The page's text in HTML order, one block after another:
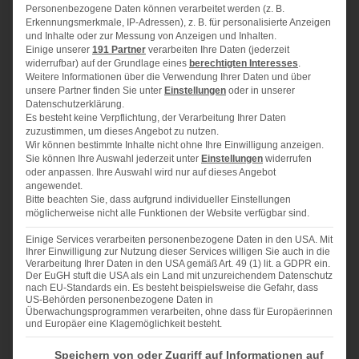
ZUTATEN
SCALE 1x 2x 3x
Für 4 Portionen im Airfryer-Korb odergerne in Airfryer-
Formen:
Äpfel (ca. 700 – 750 g)
EL Zitronensaft
50 ggehackte Walnüsse
TL Zimtpulver gemischt mit einem EL braunen Zucker
100 gButter
100 gMehl
50 gzarte Haferflocken
75 gbrauner Zucker
Personenbezogene Daten können verarbeitet werden (z. B.
Erkennungsmerkmale, IP-Adressen), z. B. für personalisierte Anzeigen
und Inhalte oder zur Messung von Anzeigen und Inhalten.
Einige unserer 191 Partner verarbeiten Ihre Daten (jederzeit
widerrufbar) auf der Grundlage eines berechtigten Interesses
Weitere Informationen über die Verwendung Ihrer Daten und über
unsere Partner finden Sie unter Einstellungen oder in unserer
Datenschutzerklärung.
Es besteht keine Verpflichtung, der Verarbeitung Ihrer Daten
zuzustimmen, um dieses Angebot zu nutzen.
Wir können bestimmte Inhalte nicht ohne Ihre Einwilligung anzeigen.
Sie können Ihre Auswahl jederzeit unter Einstellungen widerrufen
oder anpassen. Ihre Auswahl wird nur auf dieses Angebot
angewendet.
Bitte beachten Sie, dass aufgrund individueller Einstellungen
möglicherweise nicht alle Funktionen der Website verfügbar sind.
Einige Services verarbeiten personenbezogene Daten in den USA. Mit
Ihrer Einwilligung zur Nutzung dieser Services willigen Sie auch in die
Verarbeitung Ihrer Daten in den USA gemäß Art. 49 (1) lit. a GDPR ein.
Der EuGH stuft die USA als ein Land mit unzureichendem Datenschutz
nach EU-Standards ein. Es besteht beispielsweise die Gefahr, dass
US-Behörden personenbezogene Daten in
Überwachungsprogrammen verarbeiten, ohne dass für Europäerinnen
und Europäer eine Klagemöglichkeit besteht.
Im Folgenden finden Sie eine Liste der Zwecke des IAB Transparency and
Speichern von oder Zugriff auf Informationen auf